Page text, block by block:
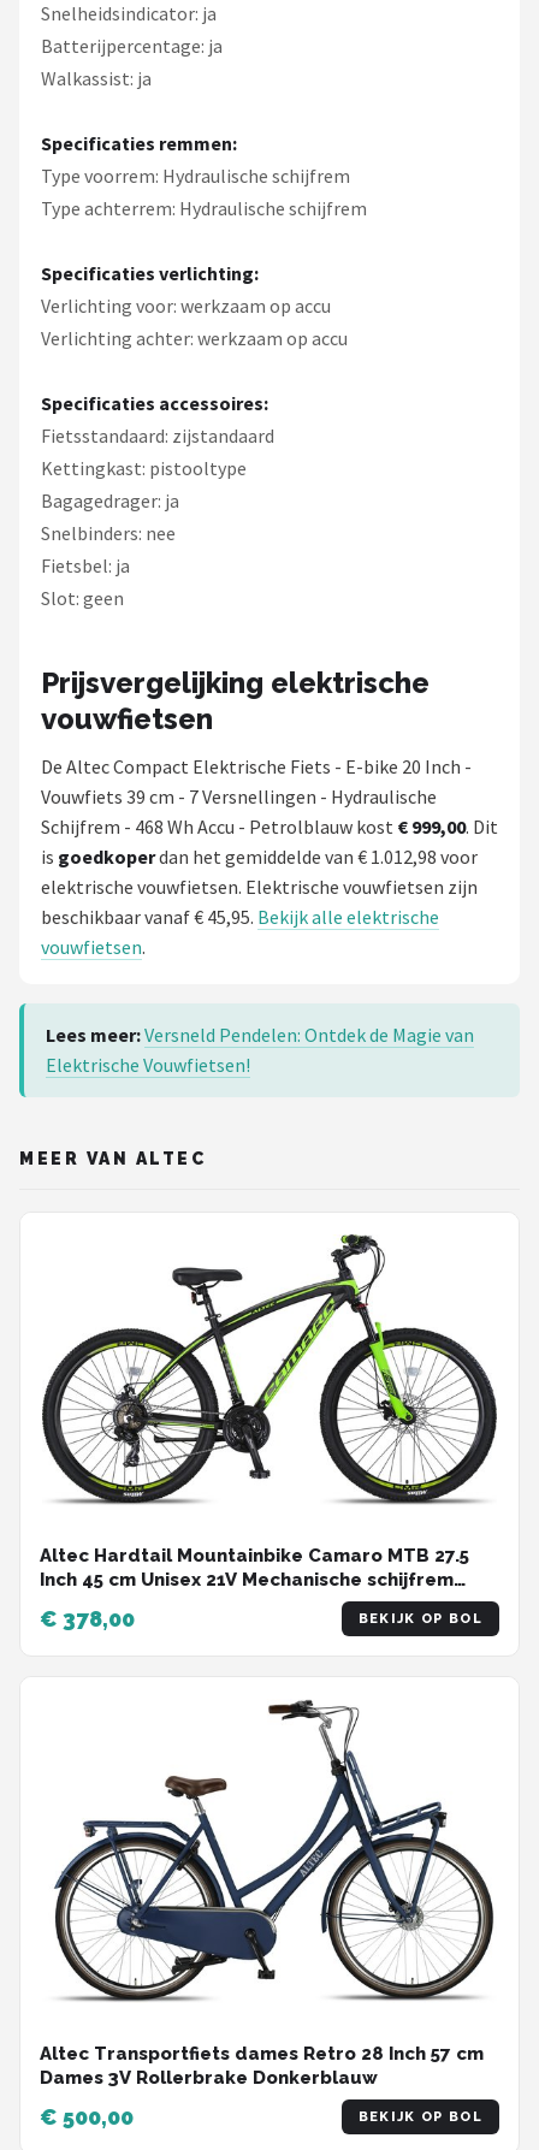
Snelheidsindicator: ja
Batterijpercentage: ja
Walkassist: ja
Specificaties remmen:
Type voorrem: Hydraulische schijfrem
Type achterrem: Hydraulische schijfrem
Specificaties verlichting:
Verlichting voor: werkzaam op accu
Verlichting achter: werkzaam op accu
Specificaties accessoires:
Fietsstandaard: zijstandaard
Kettingkast: pistooltype
Bagagedrager: ja
Snelbinders: nee
Fietsbel: ja
Slot: geen
Prijsvergelijking elektrische
vouwfietsen
De Altec Compact Elektrische Fiets - E-bike 20 Inch -
Vouwfiets 39 cm - 7 Versnellingen - Hydraulische
Schijfrem - 468 Wh Accu - Petrolblauw kost € 999,00. Dit
is goedkoperdan het gemiddelde van € 1.012,98 voor
elektrische vouwfietsen. Elektrische vouwfietsen zijn
beschikbaar vanaf € 45,95. Bekijk alle elektrische
vouwfietsen.
Lees meer:Versneld Pendelen: Ontdek de Magie van
Elektrische Vouwfietsen!
MEER VAN ALTEC
Altec Hardtail Mountainbike Camaro MTB 27.5
Inch 45 cm Unisex 21V Mechanische schijfrem
€ 378,00 BEKIJK OP BOL
Altec Transportfiets dames Retro 28 Inch 57 cm
Dames 3V Rollerbrake Donkerblauw
€ 500,00 BEKIJK OP BOL